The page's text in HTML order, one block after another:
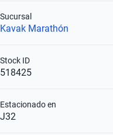
Kavak Marathón
Sucursal
518425
Stock ID
J32
Estacionado en